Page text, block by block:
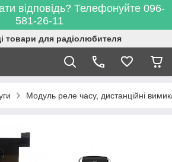
відповідь? Телефонуйте 096-
581-26-11
товари для радіолюбителя
Модуль реле часу, дистанційні